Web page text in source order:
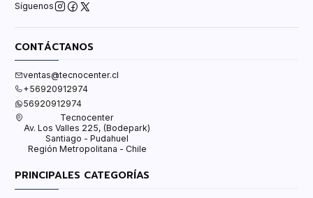
Síguenos
CONTÁCTANOS
ventas@tecnocenter.cl
+56920912974
56920912974
Tecnocenter
Av. Los Valles 225, (Bodepark)
Santiago - Pudahuel
Región Metropolitana - Chile
PRINCIPALES CATEGORÍAS